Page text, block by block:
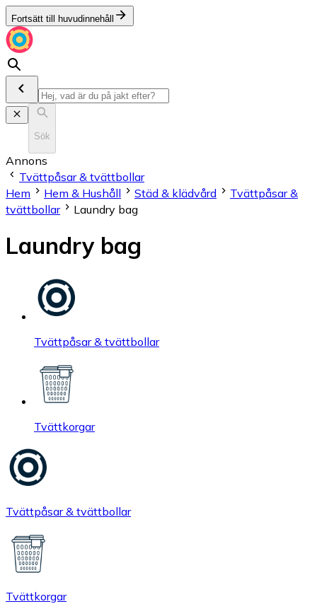
Fortsätt till huvudinnehåll
Sök
Annons
Tvättpåsar & tvättbollar
Hem
Hem & Hushåll Städ & klädvård
Tvättpåsar &
tvättbollar
Laundry bag
Laundry bag
Tvättpåsar & tvättbollar
Tvättkorgar
Tvättpåsar & tvättbollar
Tvättkorgar